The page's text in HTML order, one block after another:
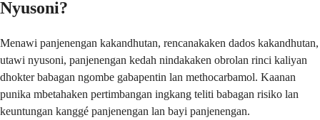
Nyusoni?
Menawi panjenengan kakandhutan, rencanakaken dados kakandhutan,
utawi nyusoni, panjenengan kedah nindakaken obrolan rinci kaliyan
dhokter babagan ngombe gabapentin lan methocarbamol. Kaanan
punika mbetahaken pertimbangan ingkang teliti babagan risiko lan
keuntungan kanggé panjenengan lan bayi panjenengan.